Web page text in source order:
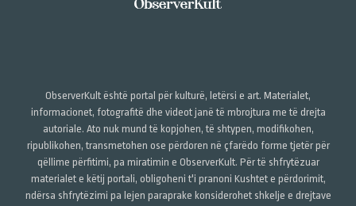
ObserverKult është portal për kulturë, letërsi e art. Materialet,
informacionet, fotografitë dhe videot janë të mbrojtura me të drejta
autoriale. Ato nuk mund të kopjohen, të shtypen, modifikohen,
ripublikohen, transmetohen ose përdoren në çfarëdo forme tjetër për
qëllime përfitimi, pa miratimin e ObserverKult. Për të shfrytëzuar
materialet e këtij portali, obligoheni t'i pranoni Kushtet e përdorimit,
ndërsa shfrytëzimi pa lejen paraprake konsiderohet shkelje e drejtave